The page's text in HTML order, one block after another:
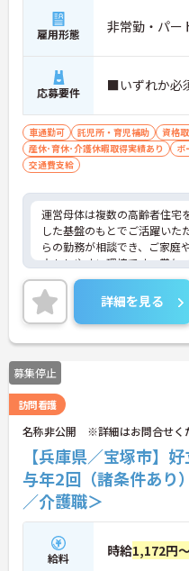
雇用形態 非常勤・パー
応募要件 ■いずれか必
車通勤可 託児所・育児補助 資格
産休･育休･介護休暇取得実績あり
ボ
交通費支給
運営母体は複数の高齢者住宅
した基盤のもとでご活躍いた
らの勤務が相談でき、ご家庭
立もしやすい環境です。賞与
や昇給の実績もあり、あなた
評価されます。無料の社員給
からの復職をサポートする育
制度（最大10万円）、資格取
円補助）など、福利厚生も充
修やキャリアパス制度も整っ
を目指したい方にも最適です
は、面接対策ポイントなど、
ますのでお気軽にご相談くださ
詳細を見る
募集停止
訪問看護
名称非公開 ※詳細はお問合せく
【兵庫県／宝塚市】
与年2回（諸条件あり
／介護職＞
給料 時給1,172円